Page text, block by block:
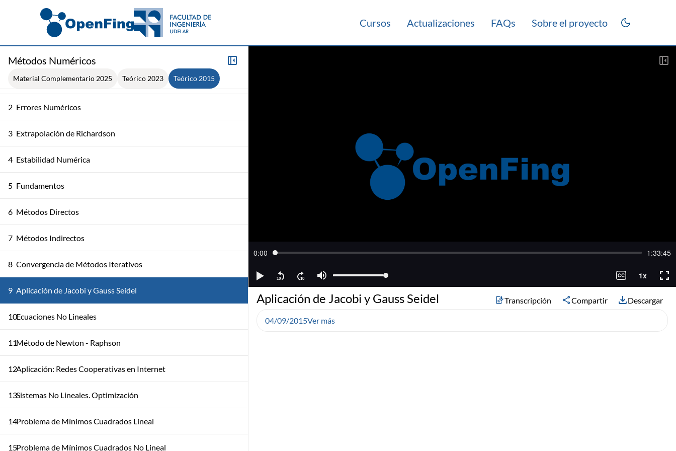
Cursos Actualizaciones FAQs Sobre el proyecto
Métodos Numéricos
Material Complementario 2025 Teórico 2023 Teórico 2015
Introducción al Curso
2 Errores Numéricos
3 Extrapolación de Richardson
4 Estabilidad Numérica
5 Fundamentos
6 Métodos Directos
7 Métodos Indirectos
8 Convergencia de Métodos Iterativos
9 Aplicación de Jacobi y Gauss Seidel
10Ecuaciones No Lineales
11Método de Newton - Raphson
12Aplicación: Redes Cooperativas en Internet
13Sistemas No Lineales. Optimización
14Problema de Mínimos Cuadrados Lineal
15Problema de Mínimos Cuadrados No Lineal
Aplicación de Jacobi y Gauss Seidel Transcripción Compartir Descargar
04/09/2015Ver más